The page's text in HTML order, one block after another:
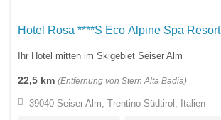
Hotel Rosa ****S Eco Alpine Spa Resort
Ihr Hotel mitten im Skigebiet Seiser Alm
22,5 km (Entfernung von Stern Alta Badia)
39040 Seiser Alm, Trentino-Südtirol, Italien